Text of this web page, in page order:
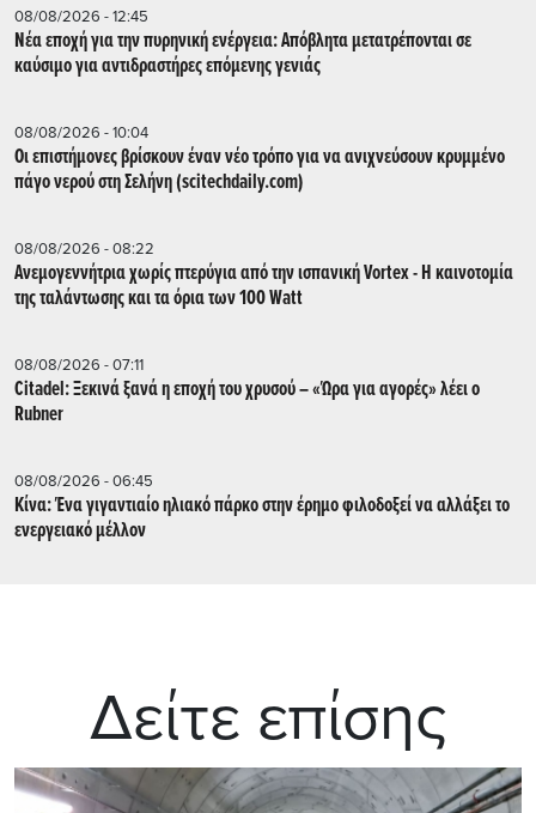
08/08/2026 - 12:45
Νέα εποχή για την πυρηνική ενέργεια: Απόβλητα μετατρέπονται σε
καύσιμο για αντιδραστήρες επόμενης γενιάς
08/08/2026 - 10:04
Οι επιστήμονες βρίσκουν έναν νέο τρόπο για να ανιχνεύσουν κρυμμένο
πάγο νερού στη Σελήνη (scitechdaily.com)
08/08/2026 - 08:22
Ανεμογεννήτρια χωρίς πτερύγια από την ισπανική Vortex - Η καινοτομία
της ταλάντωσης και τα όρια των 100 Watt
08/08/2026 - 07:11
Citadel: Ξεκινά ξανά η εποχή του χρυσού – «Ώρα για αγορές» λέει ο
Rubner
08/08/2026 - 06:45
Κίνα: Ένα γιγαντιαίο ηλιακό πάρκο στην έρημο φιλοδοξεί να αλλάξει το
ενεργειακό μέλλον
Δείτε επίσης